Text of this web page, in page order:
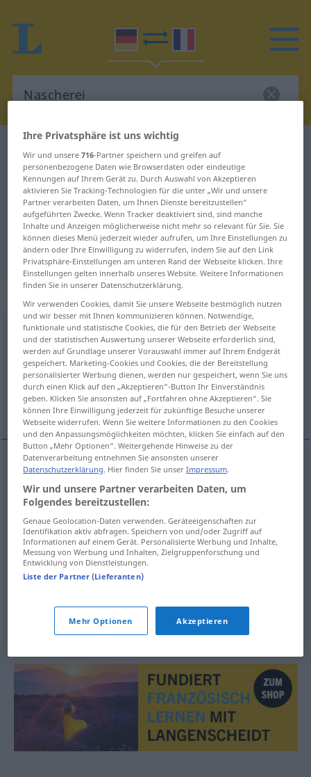
Deutsch-Französisch Übersetzung
für "Nascherei"
"Nascherei" Französisch
Übersetzung
: Femininum
Naschereif <Nascherei;Naschereien>
Übersicht aller Übersetzungen
(Für mehr Details die Übersetzung anklicken/antippen)
grignotage Weitere Beispiele...
grignotagem Nascherei (≈ Naschen)
Beispiele
NaschereienSüßigkeit meist pl
friandisesfpl
Ihre Privatsphäre ist uns wichtig
Wir und unsere716-Partner speichern und greifen auf
personenbezogene Daten wie Browserdaten oder eindeutige
Kennungen auf Ihrem Gerät zu. Durch Auswahl von Akzeptieren
aktivieren Sie Tracking-Technologien für die unter „Wir und unsere
Partner verarbeiten Daten, um Ihnen Dienste bereitzustellen“
aufgeführten Zwecke. Wenn Tracker deaktiviert sind, sind manche
Inhalte und Anzeigen möglicherweise nicht mehr so relevant für Sie. Sie
können dieses Menü jederzeit wieder aufrufen, um Ihre Einstellungen zu
ändern oder Ihre Einwilligung zu widerrufen, indem Sie auf den Link
Privatsphäre-Einstellungen am unteren Rand der Webseite klicken. Ihre
Einstellungen gelten innerhalb unseres Website. Weitere Informationen
finden Sie in unserer Datenschutzerklärung.
Wir verwenden Cookies, damit Sie unsere Webseite bestmöglich nutzen
und wir besser mit Ihnen kommunizieren können. Notwendige,
funktionale und statistische Cookies, die für den Betrieb der Webseite
und der statistischen Auswertung unserer Webseite erforderlich sind,
werden auf Grundlage unserer Vorauswahl immer auf Ihrem Endgerät
gespeichert. Marketing-Cookies und Cookies, die der Bereitstellung
personalisierter Werbung dienen, werden nur gespeichert, wenn Sie uns
durch einen Klick auf den „Akzeptieren“-Button Ihr Einverständnis
geben. Klicken Sie ansonsten auf „Fortfahren ohne Akzeptieren“. Sie
können Ihre Einwilligung jederzeit für zukünftige Besuche unserer
Webseite widerrufen. Wenn Sie weitere Informationen zu den Cookies
und den Anpassungsmöglichkeiten möchten, klicken Sie einfach auf den
Button „Mehr Optionen“. Weitergehende Hinweise zu der
Datenverarbeitung entnehmen Sie ansonsten unserer
Datenschutzerklärung. Hier finden Sie unserImpressum.
Wir und unsere Partner verarbeiten Daten, um
Folgendes bereitzustellen:
Genaue Geolocation-Daten verwenden. Geräteeigenschaften zur
Identifikation aktiv abfragen. Speichern von und/oder Zugriff auf
Informationen auf einem Gerät. Personalisierte Werbung und Inhalte,
Messung von Werbung und Inhalten, Zielgruppenforschung und
Entwicklung von Dienstleistungen.
Liste der Partner (Lieferanten)
Mehr Optionen Akzeptieren